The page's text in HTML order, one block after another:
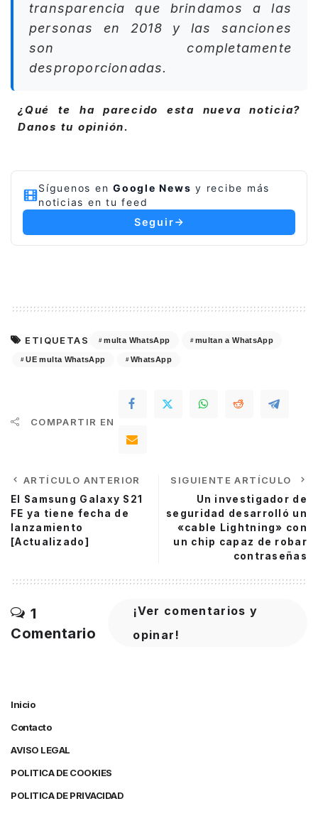
transparencia que brindamos a las
personas en 2018 y las sanciones
son completamente
desproporcionadas.
¿Qué te ha parecido esta nueva noticia?
Danos tu opinión.
Síguenos en Google News y recibe más
noticias en tu feed
Seguir
ETIQUETAS multa WhatsApp multan a WhatsApp
UE multa WhatsApp WhatsApp
COMPARTIR EN
ARTÍCULO ANTERIOR
El Samsung Galaxy S21
FE ya tiene fecha de
lanzamiento
[Actualizado]
SIGUIENTE ARTÍCULO
Un investigador de
seguridad desarrolló un
«cable Lightning» con
un chip capaz de robar
contraseñas
1
Comentario
¡Ver comentarios y
opinar!
Inicio
Contacto
AVISO LEGAL
POLITICA DE COOKIES
POLITICA DE PRIVACIDAD